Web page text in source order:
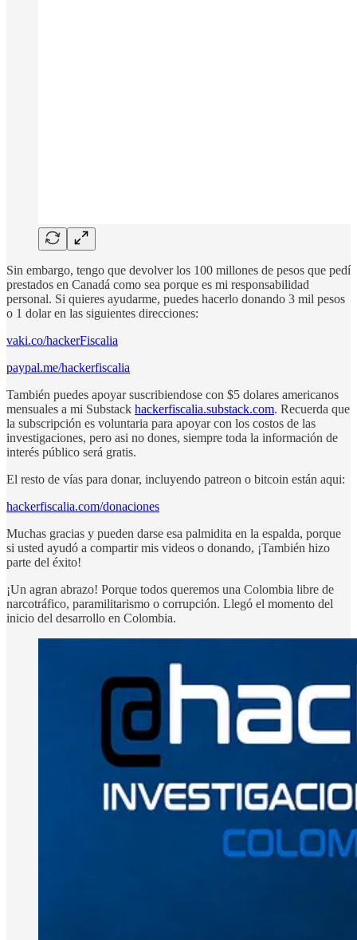
Sin embargo, tengo que devolver los 100 millones de pesos que pedí
prestados en Canadá como sea porque es mi responsabilidad
personal. Si quieres ayudarme, puedes hacerlo donando 3 mil pesos
o 1 dolar en las siguientes direcciones:
vaki.co/hackerFiscalia
paypal.me/hackerfiscalia
También puedes apoyar suscribiendose con $5 dolares americanos
mensuales a mi Substack hackerfiscalia.substack.com. Recuerda que
la subscripción es voluntaria para apoyar con los costos de las
investigaciones, pero asi no dones, siempre toda la información de
interés público será gratis.
El resto de vías para donar, incluyendo patreon o bitcoin están aqui:
hackerfiscalia.com/donaciones
Muchas gracias y pueden darse esa palmidita en la espalda, porque
si usted ayudó a compartir mis videos o donando, ¡También hizo
parte del éxito!
¡Un agran abrazo! Porque todos queremos una Colombia libre de
narcotráfico, paramilitarismo o corrupción. Llegó el momento del
inicio del desarrollo en Colombia.